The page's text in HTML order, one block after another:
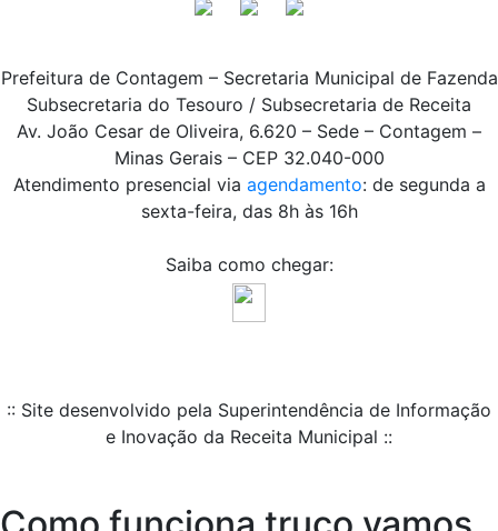
Prefeitura de Contagem – Secretaria Municipal de Fazenda
Subsecretaria do Tesouro / Subsecretaria de Receita
Av. João Cesar de Oliveira, 6.620 – Sede – Contagem –
Minas Gerais – CEP 32.040-000
Atendimento presencial via agendamento: de segunda a
sexta-feira, das 8h às 16h
Saiba como chegar:
:: Site desenvolvido pela Superintendência de Informação
e Inovação da Receita Municipal ::